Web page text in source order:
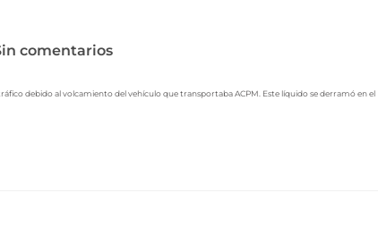
comentarios
debido al volcamiento del vehículo que transportaba ACPM. Este líquido se derramó en el